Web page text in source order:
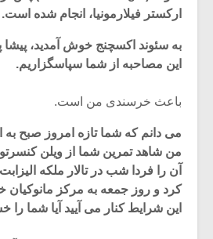
ارکستر فیلارمونیا، انجام شده است.
به سئوند اکسچنج خوش آمدید، پیشا
این مصاحبه از شما سپاسگزاریم.
باعث خرسندی من است.
می دانم که شما تازه امروز صبح به
من شاهد تمرین شما از ویلن
آن را فردا شب در تالار ملکه
کرد و روز جمعه به مرکز مانوکیان
این شرایط کنار می آیید آیا شما
میکلوش روژا
یادداشتی بر موسیقی